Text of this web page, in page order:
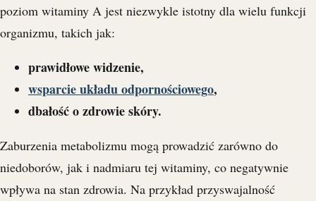
poziom witaminy A jest niezwykle istotny dla wielu funkcji
organizmu, takich jak:
prawidłowe widzenie,
wsparcie układu odpornościowego,
dbałość o zdrowie skóry.
Zaburzenia metabolizmu mogą prowadzić zarówno do
niedoborów, jak i nadmiaru tej witaminy, co negatywnie
wpływa na stan zdrowia. Na przykład przyswajalność